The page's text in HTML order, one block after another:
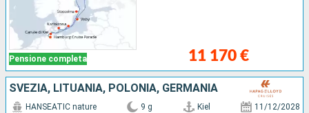
Pensione completa 11 170 €
SVEZIA, LITUANIA, POLONIA, GERMANIA
HANSEATIC nature 9 g Kiel 11/12/2028